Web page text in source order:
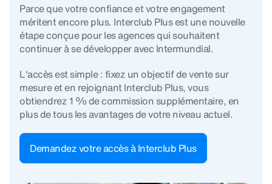
Parce que votre confiance et votre engagement
méritent encore plus. Interclub Plus est une nouvelle
étape conçue pour les agences qui souhaitent
continuer à se développer avec Intermundial.
L'accès est simple : fixez un objectif de vente sur
mesure et en rejoignant Interclub Plus, vous
obtiendrez 1 % de commission supplémentaire, en
plus de tous les avantages de votre niveau actuel.
Demandez votre accès à Interclub Plus